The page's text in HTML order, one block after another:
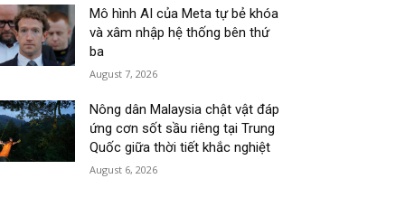
Mô hình AI của Meta tự bẻ khóa
và xâm nhập hệ thống bên thứ
ba
August 7, 2026
Nông dân Malaysia chật vật đáp
ứng cơn sốt sầu riêng tại Trung
Quốc giữa thời tiết khắc nghiệt
August 6, 2026